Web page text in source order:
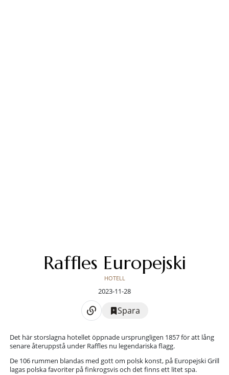
Raffles Europejski
HOTELL
2023-11-28
Spara
Det här storslagna hotellet öppnade ursprungligen 1857 för att lång
senare återuppstå under Raffles nu legendariska flagg.
De 106 rummen blandas med gott om polsk konst, på Europejski Grill
lagas polska favoriter på finkrogsvis och det finns ett litet spa.